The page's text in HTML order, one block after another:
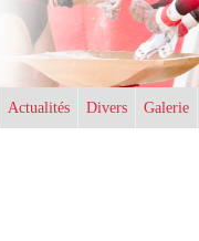
Actualités Divers Galerie